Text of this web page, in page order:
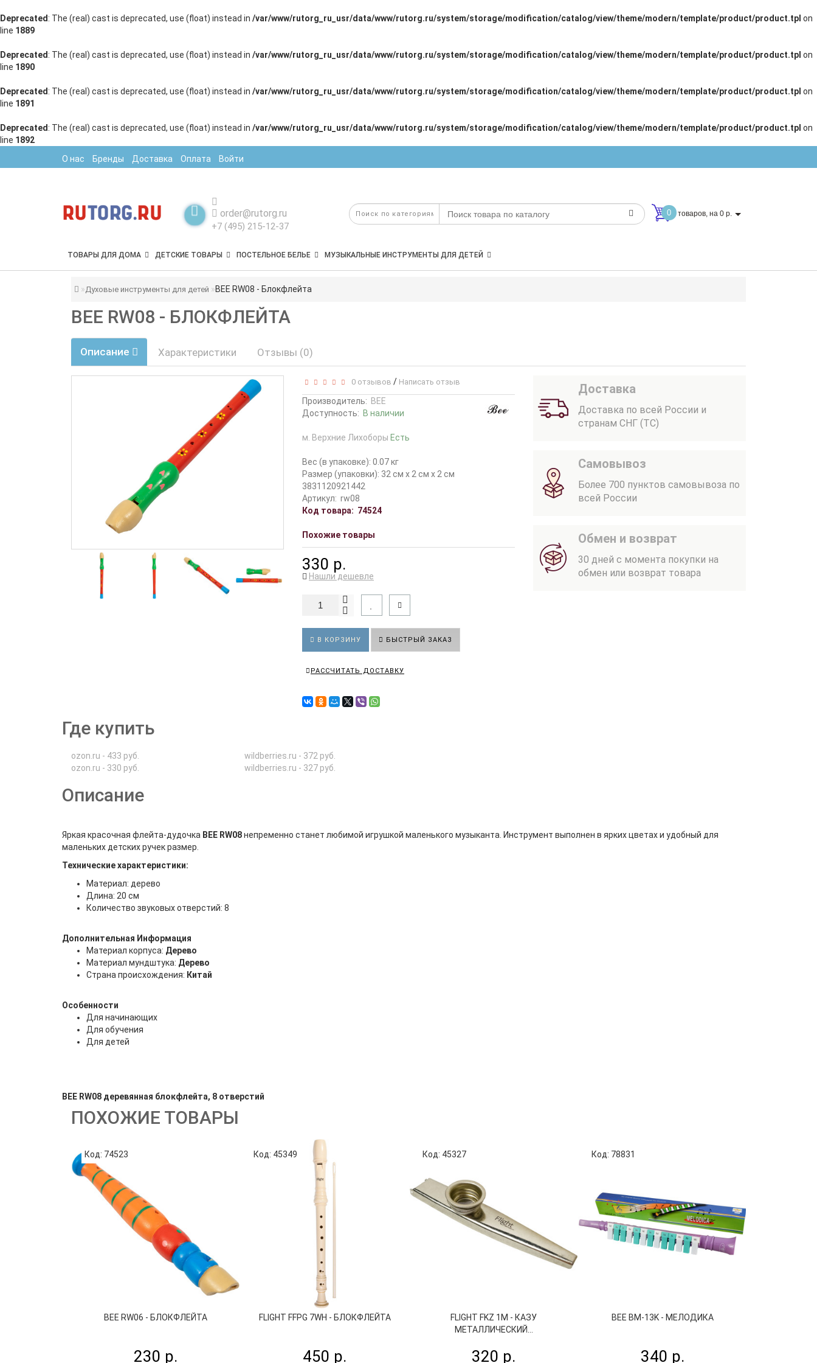
Deprecated : The (real) cast is deprecated, use (float) instead in /var/www/rutorg_ru_usr/data/www/rutorg.ru/system/storage/modification/catalog/view/theme/modern/template/product/product.tpl on
line 1889
Deprecated : The (real) cast is deprecated, use (float) instead in /var/www/rutorg_ru_usr/data/www/rutorg.ru/system/storage/modification/catalog/view/theme/modern/template/product/product.tpl on
line 1890
Deprecated : The (real) cast is deprecated, use (float) instead in /var/www/rutorg_ru_usr/data/www/rutorg.ru/system/storage/modification/catalog/view/theme/modern/template/product/product.tpl on
line 1891
Deprecated : The (real) cast is deprecated, use (float) instead in /var/www/rutorg_ru_usr/data/www/rutorg.ru/system/storage/modification/catalog/view/theme/modern/template/product/product.tpl on
line 1892
О нас
Бренды Доставка Оплата Войти
order@rutorg.ru
+7 (495) 215-12-37
0 товаров, на 0 р.
ТОВАРЫ ДЛЯ ДОМА ДЕТСКИЕ ТОВАРЫ ПОСТЕЛЬНОЕ БЕЛЬЕ МУЗЫКАЛЬНЫЕ ИНСТРУМЕНТЫ ДЛЯ ДЕТЕЙ
Духовые инструменты для детей BEE RW08 - Блокфлейта
BEE RW08 - БЛОКФЛЕЙТА
Описание Характеристики Отзывы (0)
0 отзывов / Написать отзыв
Производитель: BEE
Доступность: В наличии
м. Верхние Лихоборы Есть
Вес (в упаковке): 0.07 кг
Размер (упаковки): 32 см x 2 см x 2 см
3831120921442
Артикул: rw08
Код товара: 74524
Похожие товары
330 р.
Нашли дешевле
В КОРЗИНУ БЫСТРЫЙ ЗАКАЗ
РАССЧИТАТЬ ДОСТАВКУ
Доставка
Доставка по всей России и
странам СНГ (ТС)
Самовывоз
Более 700 пунктов самовывоза по
всей России
Обмен и возврат
30 дней с момента покупки на
обмен или возврат товара
Где купить
ozon.ru - 433 руб.
ozon.ru - 330 руб.
wildberries.ru - 372 руб.
wildberries.ru - 327 руб.
Описание
Яркая красочная флейта-дудочка BEE RW08непременно станет любимой игрушкой маленького музыканта. Инструмент выполнен в ярких цветах и удобный для
маленьких детских ручек размер.
Технические характеристики:
Материал: дерево
Длина: 20 см
Количество звуковых отверстий: 8
Дополнительная Информация
Материал корпуса: Дерево
Материал мундштука: Дерево
Страна происхождения: Китай
Особенности
Для начинающих
Для обучения
Для детей
BEE RW08 деревянная блокфлейта, 8 отверстий
ПОХОЖИЕ ТОВАРЫ
Код: 74523
BEE RW06 - БЛОКФЛЕЙТА
230 р.
Код: 45349
FLIGHT FFPG 7WH - БЛОКФЛЕЙТА
450 р.
Код: 45327
FLIGHT FKZ 1M - КАЗУ
МЕТАЛЛИЧЕСКИЙ...
320 р.
Код: 78831
BEE BM-13K - МЕЛОДИКА
340 р.